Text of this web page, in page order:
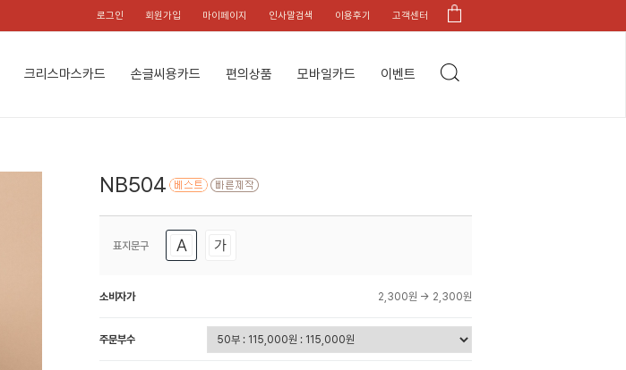
로그인 회원가입 마이페이지 인사말검색 이용후기 고객센터
크리스마스카드 손글씨용카드 편의상품 모바일카드 이벤트
NB504
표지문구
소비자가 2,300원 → 2,300원
주문부수